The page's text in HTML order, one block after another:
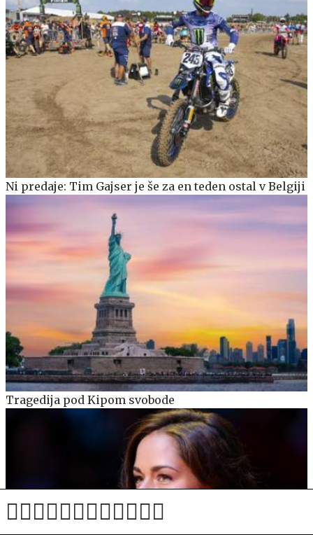
Ni predaje: Tim Gajser je še za en teden ostal v Belgiji
Tragedija pod Kipom svobode